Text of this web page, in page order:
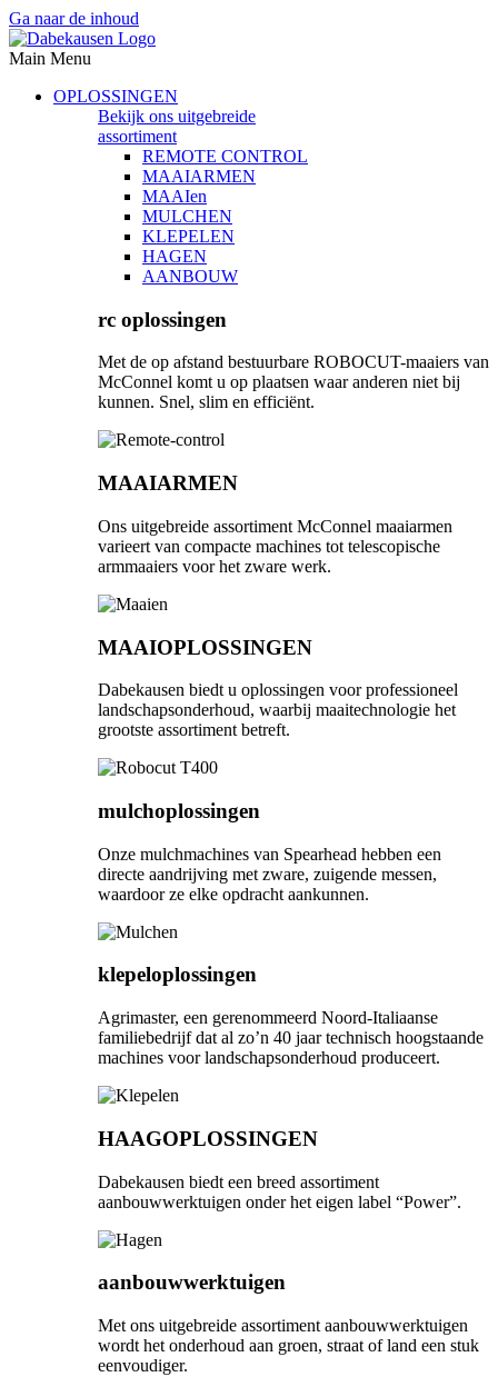
Ga naar de inhoud
Main Menu
OPLOSSINGEN
Bekijk ons uitgebreide
assortiment
REMOTE CONTROL
MAAIARMEN
MAAIen
MULCHEN
KLEPELEN
HAGEN
AANBOUW
rc oplossingen
Met de op afstand bestuurbare ROBOCUT-maaiers van
McConnel komt u op plaatsen waar anderen niet bij
kunnen. Snel, slim en efficiënt.
MAAIARMEN
Ons uitgebreide assortiment McConnel maaiarmen
varieert van compacte machines tot telescopische
armmaaiers voor het zware werk.
MAAIOPLOSSINGEN
Dabekausen biedt u oplossingen voor professioneel
landschapsonderhoud, waarbij maaitechnologie het
grootste assortiment betreft.
mulchoplossingen
Onze mulchmachines van Spearhead hebben een
directe aandrijving met zware, zuigende messen,
waardoor ze elke opdracht aankunnen.
klepeloplossingen
Agrimaster, een gerenommeerd Noord-Italiaanse
familiebedrijf dat al zo’n 40 jaar technisch hoogstaande
machines voor landschapsonderhoud produceert.
HAAGOPLOSSINGEN
Dabekausen biedt een breed assortiment
aanbouwwerktuigen onder het eigen label “Power”.
aanbouwwerktuigen
Met ons uitgebreide assortiment aanbouwwerktuigen
wordt het onderhoud aan groen, straat of land een stuk
eenvoudiger.